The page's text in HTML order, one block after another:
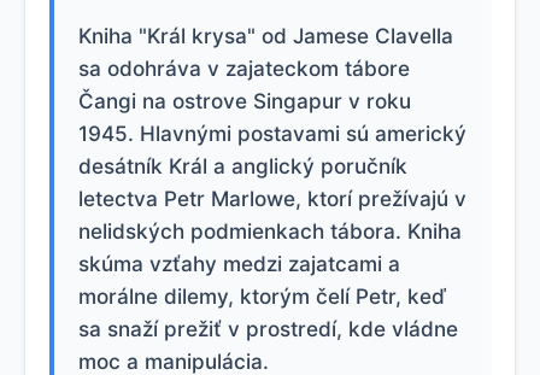
Kniha "Král krysa" od Jamese Clavella
sa odohráva v zajateckom tábore
Čangi na ostrove Singapur v roku
1945. Hlavnými postavami sú americký
desátník Král a anglický poručník
letectva Petr Marlowe, ktorí prežívajú v
nelidských podmienkach tábora. Kniha
skúma vzťahy medzi zajatcami a
morálne dilemy, ktorým čelí Petr, keď
sa snaží prežiť v prostredí, kde vládne
moc a manipulácia.